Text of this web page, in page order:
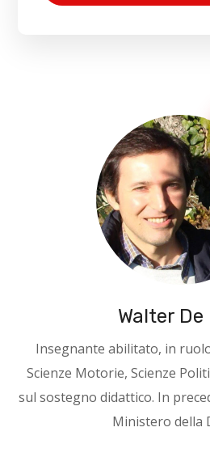
Walter De
Insegnante abilitato, in
Scienze Motorie, Scienze
sul sostegno didattico. In
Ministero della